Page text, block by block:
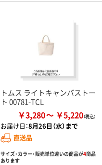
トムス ライトキャンバストー
ト 00781-TCL
￥3,280 ￥5,220
お届け日：8月26日（水）まで
直送品
サイズ・カラー・販売単位違いの商品が4商品
あります